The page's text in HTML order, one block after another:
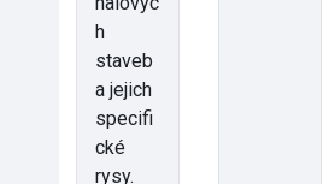
h
staveb
a jejich
specifi
cké
rysy.